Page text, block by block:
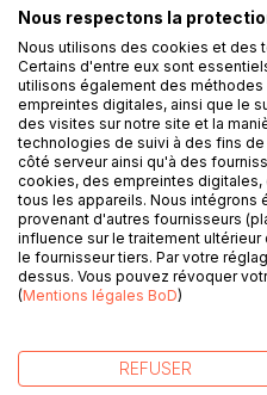
DESCRIPTION
A Noel ou au
Nous avons
Nous respectons la
Nous utilisons des cookies et des
Certains d'entre eux sont
utilisons également des
empreintes digitales, ainsi que le
des visites sur notre site et la
technologies de suivi à des fins
côté serveur ainsi qu'à des
cookies, des empreintes
tous les appareils. Nous intégrons
provenant d'autres fournisseurs
influence sur le traitement
le fournisseur tiers. Par votre
dessus. Vous pouvez révoquer
(Mentions légales BoD)
REFUSER